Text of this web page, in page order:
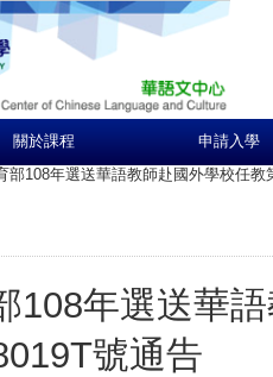
關於課程 申請入學
部108年選送華語教師赴國外學校任教
108年選送華
號通告